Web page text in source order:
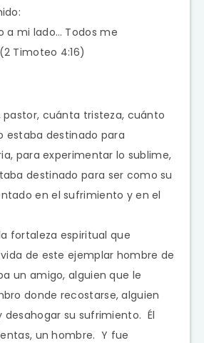
a mi lado… Todos me
Timoteo 4:16)
pastor, cuánta tristeza, cuánto
estaba destinado para
para experimentar lo sublime,
destinado para ser como su
en el sufrimiento y en el
fortaleza espiritual que
de este ejemplar hombre de
un amigo, alguien que le
donde recostarse, alguien
desahogar su sufrimiento. Él
un hombre. Y fue